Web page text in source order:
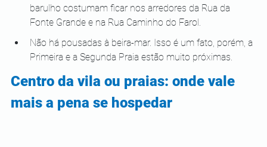
barulho costumam ficar nos arredores da Rua da
Fonte Grande e na Rua Caminho do Farol.
Não há pousadas à beira-mar. Isso é um fato, porém, a
Primeira e a Segunda Praia estão muito próximas.
Centro da vila ou praias: onde vale
mais a pena se hospedar